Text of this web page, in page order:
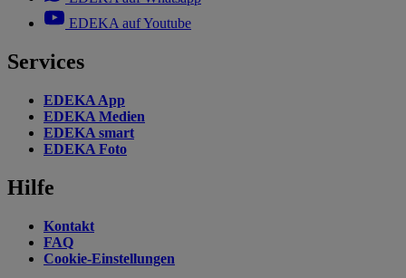
EDEKA auf Youtube
Services
EDEKA App
EDEKA Medien
EDEKA smart
EDEKA Foto
Hilfe
Kontakt
FAQ
Cookie-Einstellungen